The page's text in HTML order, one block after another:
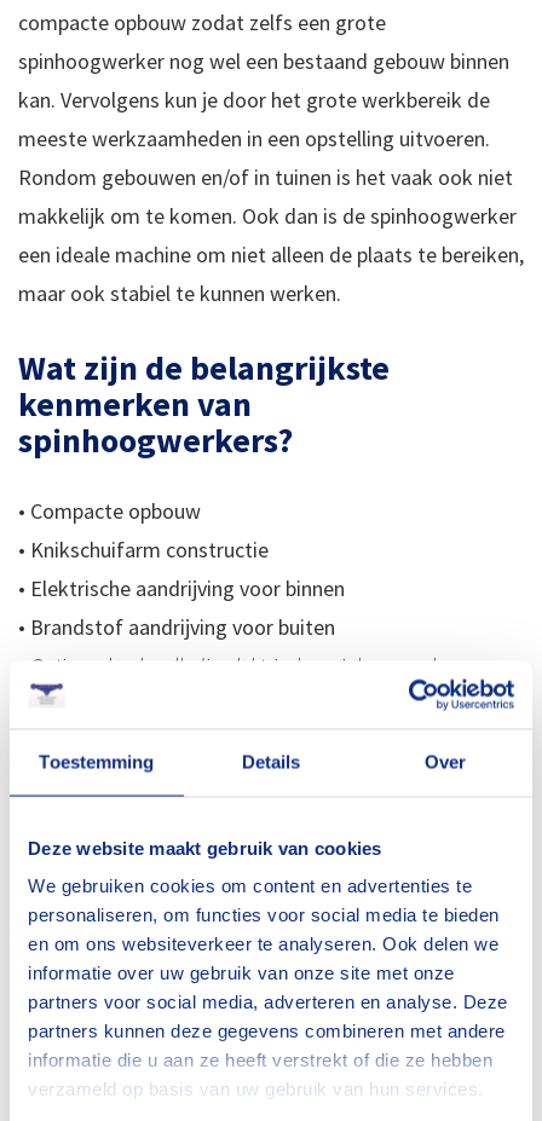
Toestemming Details Over
Deze website maakt gebruik van cookies
We gebruiken cookies om content en advertenties te
personaliseren, om functies voor social media te bieden
en om ons websiteverkeer te analyseren. Ook delen we
informatie over uw gebruik van onze site met onze
partners voor social media, adverteren en analyse. Deze
partners kunnen deze gegevens combineren met andere
informatie die u aan ze heeft verstrekt of die ze hebben
verzameld op basis van uw gebruik van hun services.
compacte opbouw zodat zelfs een grote
spinhoogwerker nog wel een bestaand gebouw binnen
kan. Vervolgens kun je door het grote werkbereik de
meeste werkzaamheden in een opstelling uitvoeren.
Rondom gebouwen en/of in tuinen is het vaak ook niet
makkelijk om te komen. Ook dan is de spinhoogwerker
een ideale machine om niet alleen de plaats te bereiken,
maar ook stabiel te kunnen werken.
Wat zijn de belangrijkste
kenmerken van
spinhoogwerkers?
• Compacte opbouw
• Knikschuifarm constructie
• Elektrische aandrijving voor binnen
• Brandstof aandrijving voor buiten
Optioneel ook volledig elektrische spinhoogwerkers
• Zelfaandrijving met rupsbanden
heeft Jekuntmijhuren?
Het aanbod spinhoogwerkers van Jekuntmijhuren
bestaat uit diverse topmerken, zoalsHinowa, Teupen
en Oil&Steel. Wij kopen alleen in bij kwalitatief
uitstekende merken die robuuste, solide machines
leveren. Daarnaast zorgen onze vakbekwame monteurs